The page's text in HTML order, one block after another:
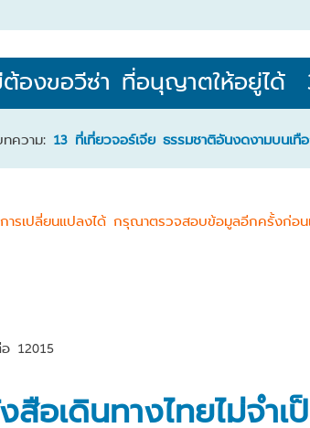
ต้องขอวีซ่า ที่อนุญาตให้อยู่ได้
ทความ: 13 ที่เที่ยวจอร์เจีย ธรรมชาติอันงดงามบนเทือ
ารเปลี่ยนแปลงได้ กรุณาตรวจสอบข้อมูลอีกครั้งก่อน
12015
สือเดินทางไทยไม่จำ